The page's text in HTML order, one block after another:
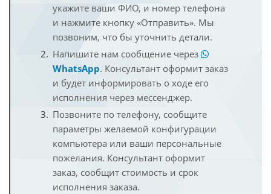
укажите ваши ФИО, и номер телефона
и нажмите кнопку «Отправить». Мы
позвоним, что бы уточнить детали.
Напишите нам сообщение через
WhatsApp. Консультант оформит заказ
и будет информировать о ходе его
исполнения через мессенджер.
Позвоните по телефону, сообщите
параметры желаемой конфигурации
компьютера или ваши персональные
пожелания. Консультант оформит
заказ, сообщит стоимость и срок
исполнения заказа.